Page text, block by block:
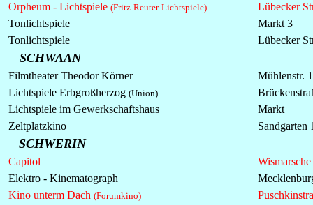
Orpheum - Lichtspiele (Fritz-Reuter-Lichtspiele)
Lübecker
Tonlichtspiele
Markt 3
Tonlichtspiele
Lübecker
SCHWAAN
Filmtheater Theodor Körner
Mühlenstr. 1
Lichtspiele Erbgroßherzog (Union)
Lichtspiele im Gewerkschaftshaus
Markt
Zeltplatzkino
Sandgarten
SCHWERIN
Capitol
Elektro - Kinematograph
Kino unterm Dach (Forumkino)